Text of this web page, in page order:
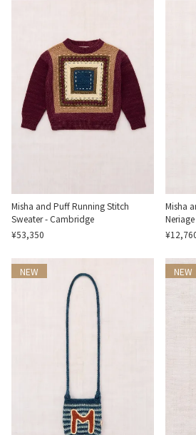
Misha and Puff Running Stitch
Sweater - Cambridge
¥53,350
Misha
NEW NEW